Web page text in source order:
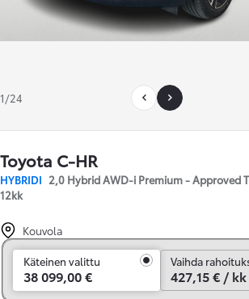
1/24
Toyota C-HR
HYBRIDI 2,0 Hybrid AWD-i Premium - Approved
12kk
Kouvola
Käteinen valittu
38 099,00 €
Vaihda
427,15 € / kk